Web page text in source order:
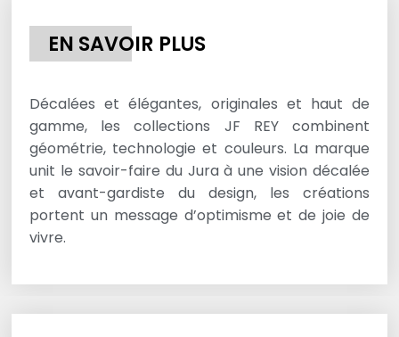
EN SAVOIR PLUS
Décalées et élégantes, originales et haut de
gamme, les collections JF REY combinent
géométrie, technologie et couleurs. La marque
unit le savoir-faire du Jura à une vision décalée
et avant-gardiste du design, les créations
portent un message d’optimisme et de joie de
vivre.